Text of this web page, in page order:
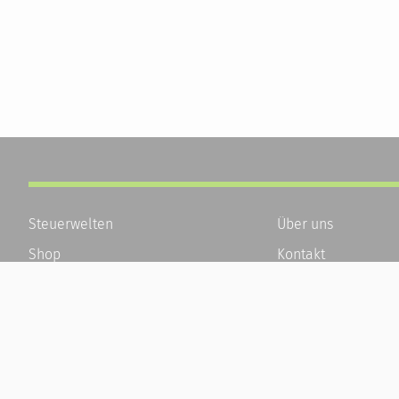
Steuerwelten
Shop
Über uns
Kontakt